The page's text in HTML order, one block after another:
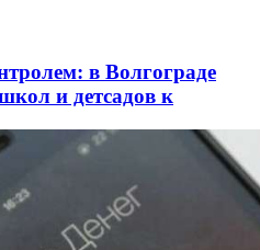
в Волгограде
и детсадов к
в Волгограде: девушка
с ножом